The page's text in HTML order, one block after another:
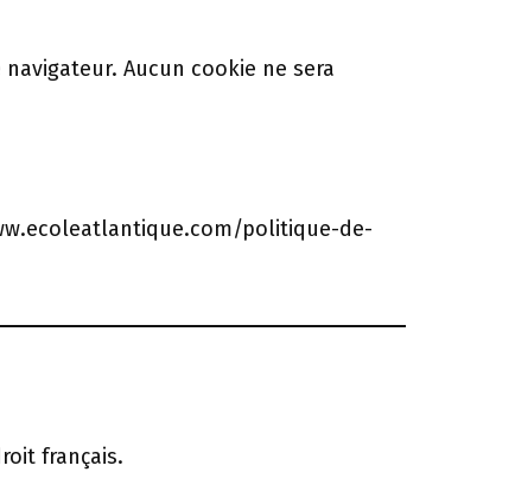
Aucun cookie ne sera
politique-de-
français.